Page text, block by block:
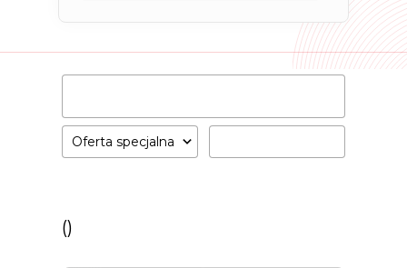
Oferta specjalna
()